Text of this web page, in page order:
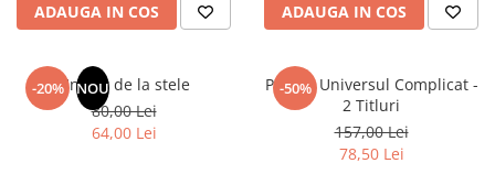
ADAUGA IN COS ADAUGA IN COS
-20% NOU
Un dar de la stele
80,00 Lei
64,00 Lei
-50%
Pachet Universul Complicat -
2 Titluri
157,00 Lei
78,50 Lei